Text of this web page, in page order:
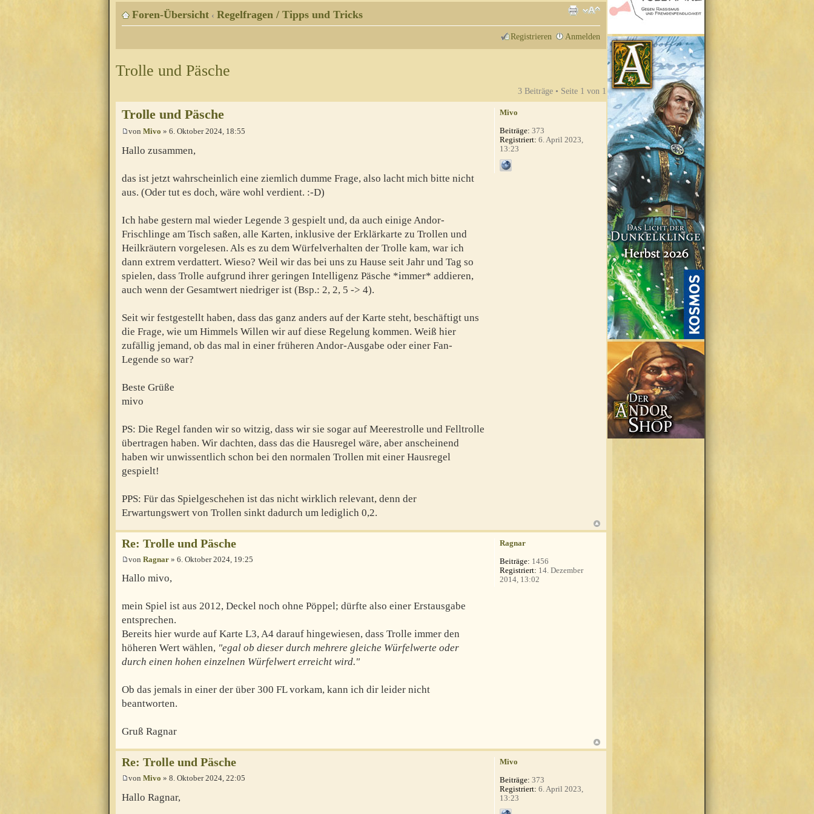
Foren-Übersicht ‹ Regelfragen / Tipps und Tricks
Registrieren Anmelden
Trolle und Päsche
3 Beiträge • Seite 1 von 1
Trolle und Päsche
von Mivo » 6. Oktober 2024, 18:55
Hallo zusammen,
das ist jetzt wahrscheinlich eine ziemlich dumme Frage, also lacht mich bitte nicht
aus. (Oder tut es doch, wäre wohl verdient. :-D)
Ich habe gestern mal wieder Legende 3 gespielt und, da auch einige Andor-
Frischlinge am Tisch saßen, alle Karten, inklusive der Erklärkarte zu Trollen und
Heilkräutern vorgelesen. Als es zu dem Würfelverhalten der Trolle kam, war ich
dann extrem verdattert. Wieso? Weil wir das bei uns zu Hause seit Jahr und Tag so
spielen, dass Trolle aufgrund ihrer geringen Intelligenz Päsche *immer* addieren,
auch wenn der Gesamtwert niedriger ist (Bsp.: 2, 2, 5 -> 4).
Seit wir festgestellt haben, dass das ganz anders auf der Karte steht, beschäftigt uns
die Frage, wie um Himmels Willen wir auf diese Regelung kommen. Weiß hier
zufällig jemand, ob das mal in einer früheren Andor-Ausgabe oder einer Fan-
Legende so war?
Beste Grüße
mivo
PS: Die Regel fanden wir so witzig, dass wir sie sogar auf Meerestrolle und Felltrolle
übertragen haben. Wir dachten, dass das die Hausregel wäre, aber anscheinend
haben wir unwissentlich schon bei den normalen Trollen mit einer Hausregel
gespielt!
PPS: Für das Spielgeschehen ist das nicht wirklich relevant, denn der
Erwartungswert von Trollen sinkt dadurch um lediglich 0,2.
Mivo
Beiträge: 373
Registriert: 6. April 2023,
13:23
Re: Trolle und Päsche
von Ragnar » 6. Oktober 2024, 19:25
Hallo mivo,
mein Spiel ist aus 2012, Deckel noch ohne Pöppel; dürfte also einer Erstausgabe
entsprechen.
Bereits hier wurde auf Karte L3, A4 darauf hingewiesen, dass Trolle immer den
höheren Wert wählen, "egal ob dieser durch mehrere gleiche Würfelwerte oder
durch einen hohen einzelnen Würfelwert erreicht wird."
Ob das jemals in einer der über 300 FL vorkam, kann ich dir leider nicht
beantworten.
Gruß Ragnar
Ragnar
Beiträge: 1456
Registriert: 14. Dezember
2014, 13:02
Re: Trolle und Päsche
von Mivo » 8. Oktober 2024, 22:05
Hallo Ragnar,
Mivo
Beiträge: 373
Registriert: 6. April 2023,
13:23